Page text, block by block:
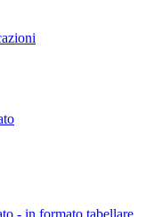
- in formato tabellare